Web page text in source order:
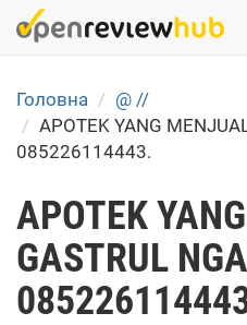
Skip
to
content
Головна
@ //
APOTEK YANG
085226114443.
APOTEK
GASTRUL